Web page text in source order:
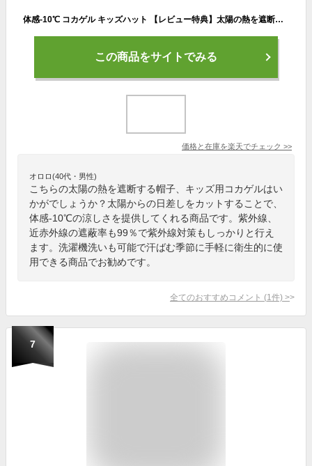
体感-10℃ コカゲル キッズハット 【レビュー特典】太陽の熱を遮断する 帽子 日よけ 熱中症 涼しい帽子 キャップ バケット UV カット 遮熱素材 折りたたみ コンパクト 手洗い 幼児 男の子 女の子 万博 キャンプ アウトドア 海
この商品をサイトでみる
価格と在庫を楽天でチェック >>
オロロ(40代・男性)
こちらの太陽の熱を遮断する帽子、キッズ用コカゲルはい
かがでしょうか？太陽からの日差しをカットすることで、
体感-10℃の涼しさを提供してくれる商品です。紫外線、
近赤外線の遮蔽率も99％で紫外線対策もしっかりと行え
ます。洗濯機洗いも可能で汗ばむ季節に手軽に衛生的に使
用できる商品でお勧めです。
全てのおすすめコメント (1 件) >
7